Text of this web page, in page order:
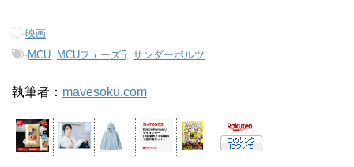
-映画
-MCU MCUフェーズ5 ,サンダーボルツ
執筆者： mavesoku.com